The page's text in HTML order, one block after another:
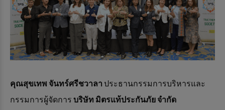
คุณสุขเทพ จันทร์ศรีชวาลา ประธานกรรมการบริหารและ
กรรมการผู้จัดการ บริษัท มิตรแท้ประกันภัย จำกัด